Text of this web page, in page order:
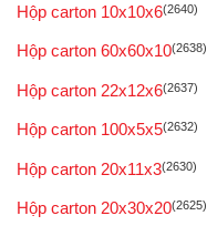
Hộp carton 10x10x6(2640)
Hộp carton 60x60x10(2638)
Hộp carton 22x12x6(2637)
Hộp carton 100x5x5(2632)
Hộp carton 20x11x3(2630)
Hộp carton 20x30x20(2625)